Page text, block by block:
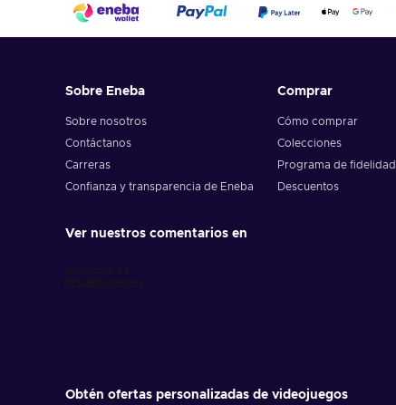
Sobre Eneba
Sobre nosotros
Contáctanos
Carreras
Confianza y transparencia de Eneba
Comprar
Cómo comprar
Colecciones
Programa de fidelidad
Descuentos
Ver nuestros comentarios en
Obtén ofertas personalizadas de videojuegos